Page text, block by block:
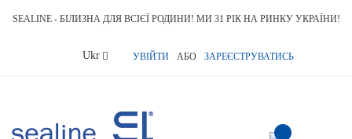
SEALINE - БІЛИЗНА ДЛЯ ВСІЄЇ РОДИНИ! МИ 31 РІК НА РИНКУ УКРАЇНИ!
Language
Ukr УВІЙТИ АБО ЗАРЕЄСТРУВАТИСЬ
item(s) -